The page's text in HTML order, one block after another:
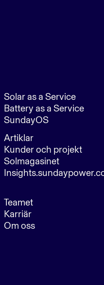
Solar as a Service
Battery as a Service
SundayOS
Artiklar
Kunder och projekt
Solmagasinet
Teamet
Karriär
Om oss